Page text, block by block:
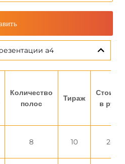
а4
Количество
полос
Тираж
в
8 10 2400